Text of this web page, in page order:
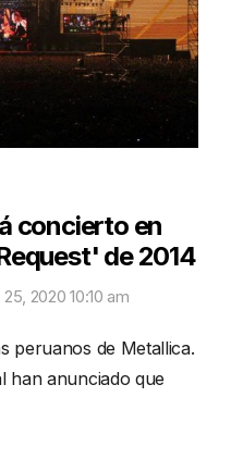
concierto en
de 2014
2020 10:10 am
peruanos de Metallica.
han anunciado que